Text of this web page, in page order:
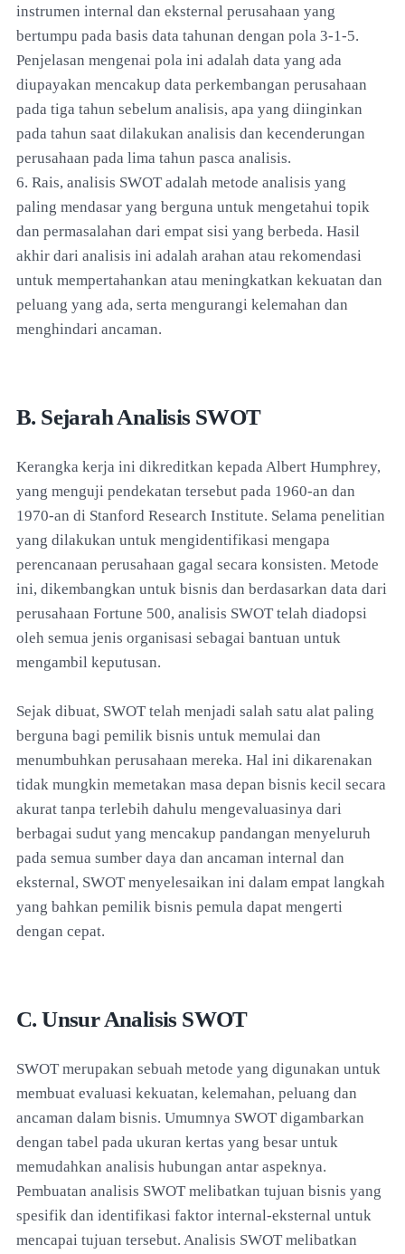
instrumen internal dan eksternal perusahaan yang
bertumpu pada basis data tahunan dengan pola 3-1-5.
Penjelasan mengenai pola ini adalah data yang ada
diupayakan mencakup data perkembangan perusahaan
pada tiga tahun sebelum analisis, apa yang diinginkan
pada tahun saat dilakukan analisis dan kecenderungan
perusahaan pada lima tahun pasca analisis.
6. Rais, analisis SWOT adalah metode analisis yang
paling mendasar yang berguna untuk mengetahui topik
dan permasalahan dari empat sisi yang berbeda. Hasil
akhir dari analisis ini adalah arahan atau rekomendasi
untuk mempertahankan atau meningkatkan kekuatan dan
peluang yang ada, serta mengurangi kelemahan dan
menghindari ancaman.
B. Sejarah Analisis SWOT
Kerangka kerja ini dikreditkan kepada Albert Humphrey,
yang menguji pendekatan tersebut pada 1960-an dan
1970-an di Stanford Research Institute. Selama penelitian
yang dilakukan untuk mengidentifikasi mengapa
perencanaan perusahaan gagal secara konsisten. Metode
ini, dikembangkan untuk bisnis dan berdasarkan data dari
perusahaan Fortune 500, analisis SWOT telah diadopsi
oleh semua jenis organisasi sebagai bantuan untuk
mengambil keputusan.
Sejak dibuat, SWOT telah menjadi salah satu alat paling
berguna bagi pemilik bisnis untuk memulai dan
menumbuhkan perusahaan mereka. Hal ini dikarenakan
tidak mungkin memetakan masa depan bisnis kecil secara
akurat tanpa terlebih dahulu mengevaluasinya dari
berbagai sudut yang mencakup pandangan menyeluruh
pada semua sumber daya dan ancaman internal dan
eksternal, SWOT menyelesaikan ini dalam empat langkah
yang bahkan pemilik bisnis pemula dapat mengerti
dengan cepat.
C. Unsur Analisis SWOT
SWOT merupakan sebuah metode yang digunakan untuk
membuat evaluasi kekuatan, kelemahan, peluang dan
ancaman dalam bisnis. Umumnya SWOT digambarkan
dengan tabel pada ukuran kertas yang besar untuk
memudahkan analisis hubungan antar aspeknya.
Pembuatan analisis SWOT melibatkan tujuan bisnis yang
spesifik dan identifikasi faktor internal-eksternal untuk
mencapai tujuan tersebut. Analisis SWOT melibatkan